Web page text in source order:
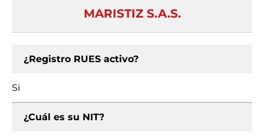
MARISTIZ S.A.S.
¿Registro RUES activo?
Si
¿Cuál es su NIT?